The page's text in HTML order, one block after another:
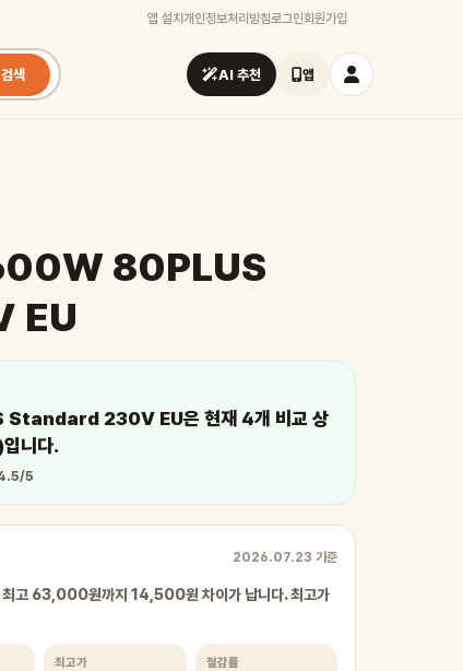
앱 설치 개인정보처리방침로그인회원가입
검색 AI 추천 앱
80PLUS
EU
230V EU은 현재 4개 비교 상
니다.
4.5/5
2026.07.23 기준
고 63,000원까지 14,500원 차이가 납니다. 최고가
최고가 절감률